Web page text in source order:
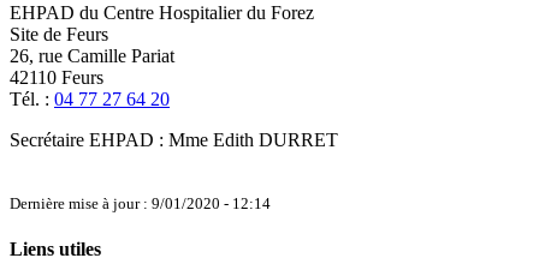
EHPAD du Centre Hospitalier du Forez
Site de Feurs
26, rue Camille Pariat
42110 Feurs
Tél. : 04 77 27 64 20
Secrétaire EHPAD : Mme Edith DURRET
Dernière mise à jour : 9/01/2020 - 12:14
Liens utiles